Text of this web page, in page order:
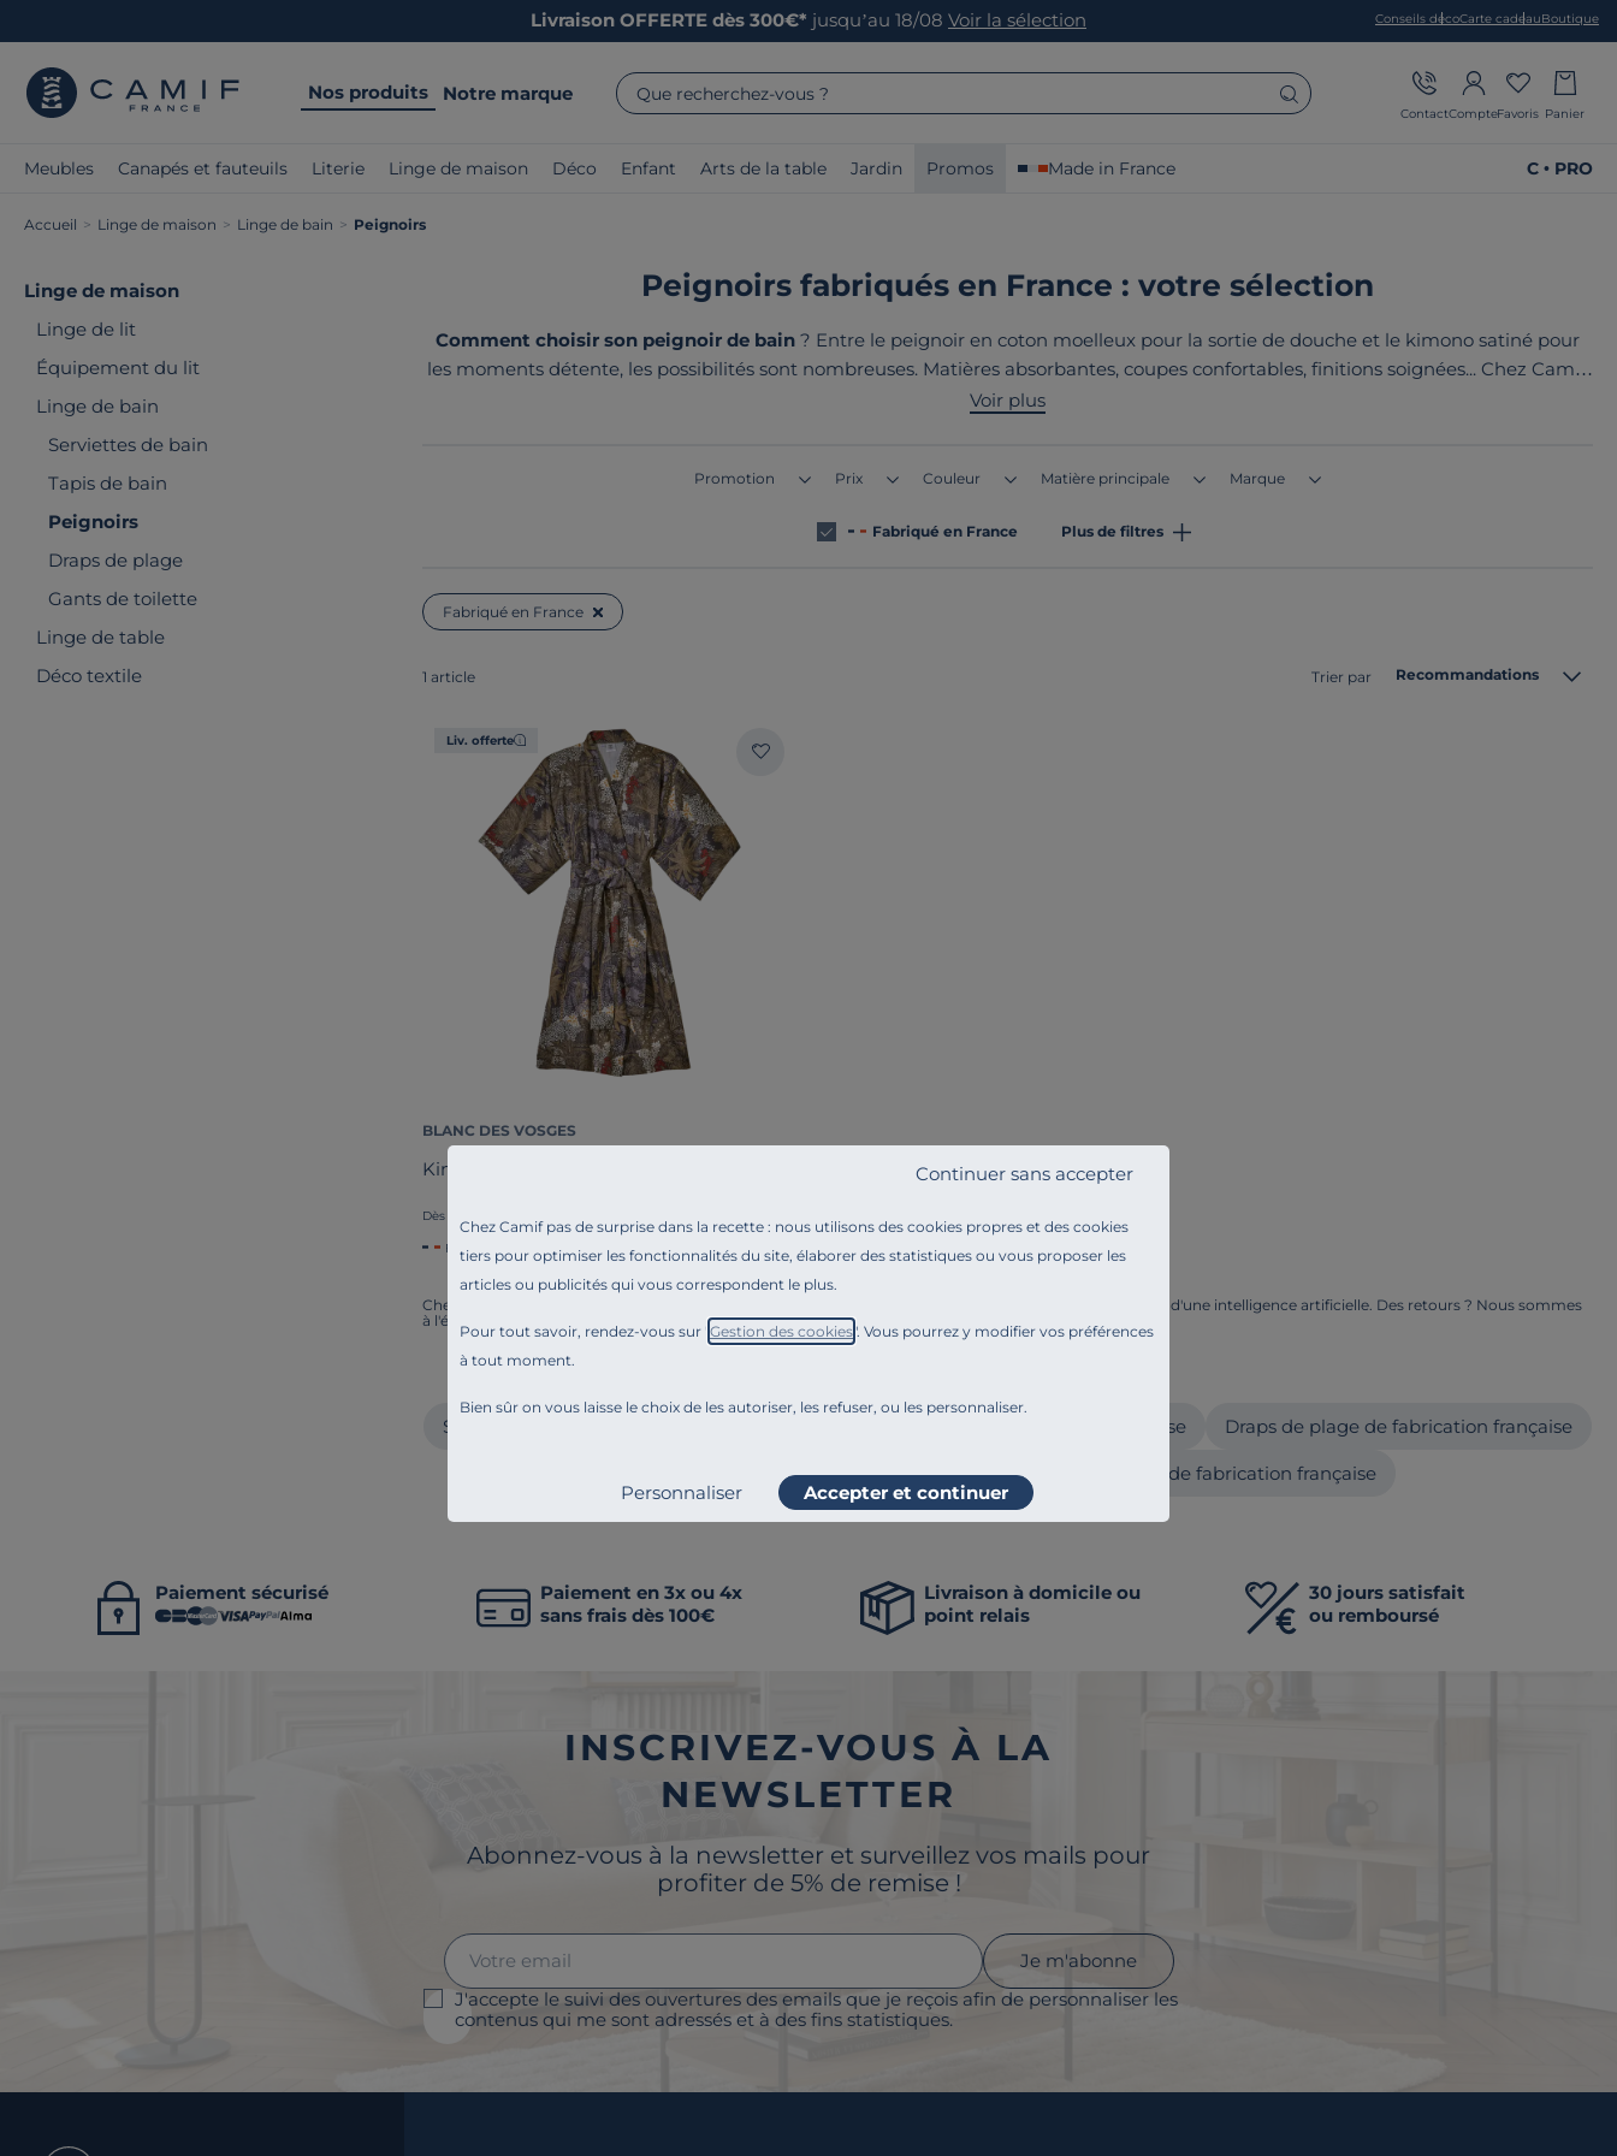
Chez Camif pas de surprise dans la recette : nous utilisons des cookies propres et des cookies
tiers pour optimiser les fonctionnalités du site, élaborer des statistiques ou vous proposer les
articles ou publicités qui vous correspondent le plus.
Pour tout savoir, rendez-vous sur " Gestion des cookies". Vous pourrez y modifier vos préférences
à tout moment.
Bien sûr on vous laisse le choix de les autoriser, les refuser, ou les personnaliser.
Continuer sans accepter
Personnaliser Accepter et continuer
Livraison OFFERTE dès 300€* jusqu’au 18/08 Voir la sélection Conseils décoCarte cadeauBoutique
Nos produits Notre marque Que recherchez-vous ?
ContactCompteFavoris Panier
Meubles Canapés et fauteuils Literie Linge de maison Déco Enfant Arts de la table Jardin Promos Made in France C • PRO
Accueil > Linge de maison > Linge de bain > Peignoirs
Linge de maison
Linge de lit
Équipement du lit
Linge de bain
Serviettes de bain
Tapis de bain
Peignoirs
Draps de plage
Gants de toilette
Linge de table
Déco textile
Peignoirs fabriqués en France : votre sélection
Comment choisir son peignoir de bain ? Entre le peignoir en coton moelleux pour la sortie de douche et le kimono satiné pour
les moments détente, les possibilités sont nombreuses. Matières absorbantes, coupes confortables, finitions soignées... Chez Camif,
nous sélectionnons des peignoirs adaptés à tous les usages et toutes les morphologies. Le point commun de nos produits ? Ils sont
Voir plus
Promotion Prix Couleur Matière principale Marque
Fabriqué en France Plus de filtres
Fabriqué en France
1 article Trier par Recommandations
Liv. offerte
BLANC DES VOSGES
Kimono satin JARDINS DE BABYLONE
Dès
Français
Chez Camif, on innove en permanence. Notre équipe éditoriale a par exemple généré cette page à l'aide d'une intelligence artificielle. Des retours ? Nous sommes
à l'écoute. Tout comme la transparence, l'amélioration continue fait partie de nos engagements.
Serviettes de bain de fabrication française Tapis de bain de fabrication française Draps de plage de fabrication française
Gants de toilette de fabrication française Linge de bain de fabrication française
Paiement sécurisé
Paiement en 3x ou 4x
sans frais dès 100€
Livraison à domicile ou
point relais
30 jours satisfait
ou remboursé
INSCRIVEZ-VOUS À LA
NEWSLETTER
Abonnez-vous à la newsletter et surveillez vos mails pour
profiter de 5% de remise !
J'accepte le suivi des ouvertures des emails que je reçois afin de personnaliser les
contenus qui me sont adressés et à des fins statistiques.
Je m'abonne